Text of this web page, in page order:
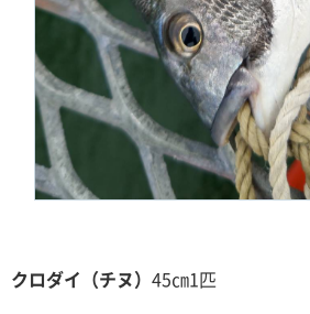
クロダイ（チヌ） 45㎝1匹